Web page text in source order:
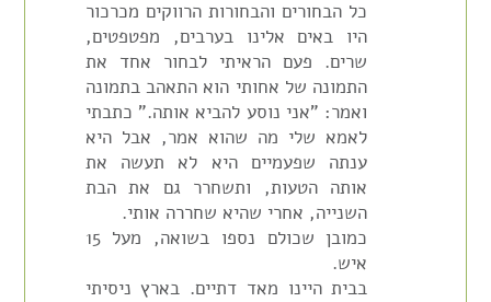
כל הבחורים והבחורות הרווקים מכרכור
היו באים אלינו בערבים, מפטפטים,
שרים. פעם הראיתי לבחור אחד את
התמונה של אחותי הוא התאהב בתמונה
ואמר: "אני נוסע להביא אותה." כתבתי
לאמא שלי מה שהוא אמר, אבל היא
ענתה שפעמיים היא לא תעשה את
אותה הטעות, ותשחרר גם את הבת
השנייה, אחרי שהיא שחררה אותי.
כמובן שכולם נספו בשואה, מעל 15
איש.
בבית היינו מאד דתיים. בארץ ניסיתי